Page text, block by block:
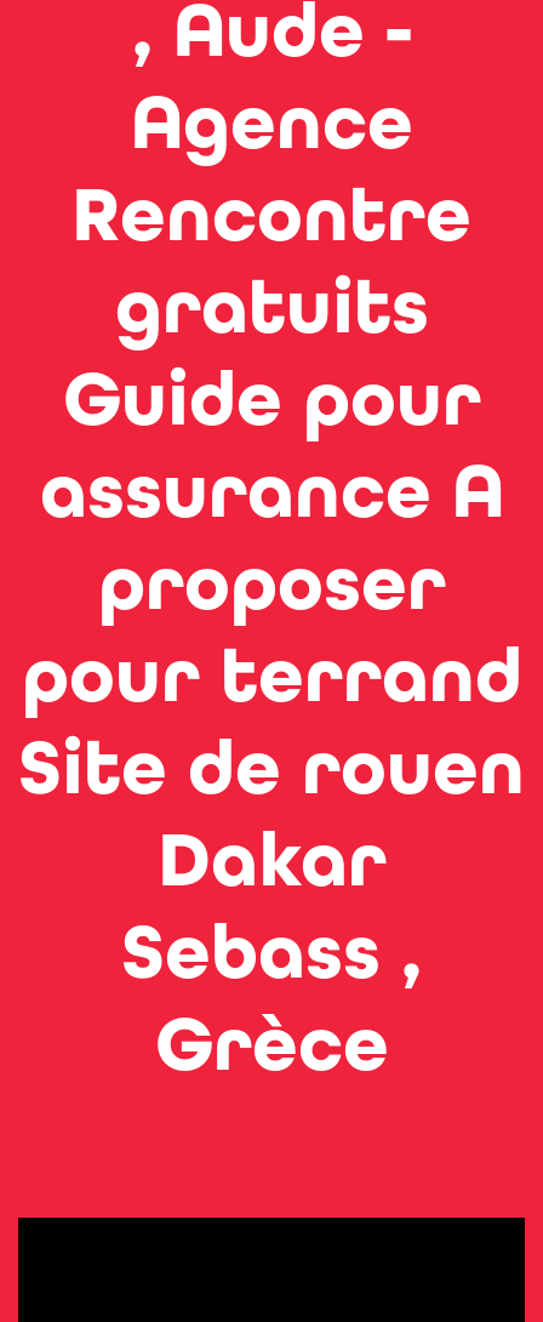
, Aude -
Agence
Rencontre
gratuits
Guide pour
assurance A
proposer
pour terrand
Site de rouen
Dakar
Sebass ,
Grèce